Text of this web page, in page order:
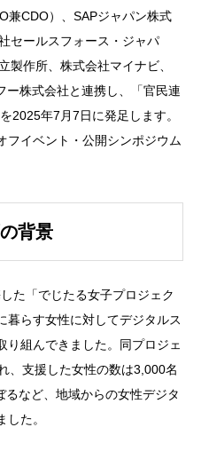
兼CDO）、SAPジャパン株式
セールスフォース・ジャパ
製作所、株式会社マイナビ、
ー株式会社と連携し、「官民連
2025年7月7日に発足します。
フイベント・公開シンポジウム
背景
た「でじたる女子プロジェク
暮らす女性に対してデジタルス
り組んできました。同プロジェ
、支援した女性の数は3,000名
など、地域からの女性デジタ
た。